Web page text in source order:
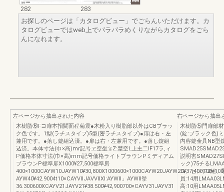
282
283
お探しのページは「カタログビュー」でごらんいただけます。カ
タログビューではweb上でパラパラめくりながらカタログをごら
んになれます。
左ページから抽出された内容
木樹脂⑥Fヨ扉本招闘面程菊震●木粉入り樹脂部以外はCBブラッ
ク色です。1型(ラチスタイプ)5型(密ラチスタイプ)●扉は右・左
兼用です。●落し錠組込済。●扉は右・左兼用です。●落し錠組
込済。本体寸法(巾×高)mr記号ヱ空坐:≧Z:埜空L上主二lF17ラ,ィ
P価格本体寸法(巾×高)mm記号価格ライトブラウンPミディアム
ブラウンP標準扉X1000¥27,500標準房
AYW40¥42.9004t10×CAYVllJAVVllXl:AYWll」AYWll挙
36.300600XCAYV21JAYV21¥38.500¥42,900700×CAYV31JAYV31
右ページから抽出
木樹脂⑤門扉部
(錠:ブラック色)
内容錠金具NB型
説明害
ック)75チる
コ、ヒンジ2組、
員:14用
高:10用